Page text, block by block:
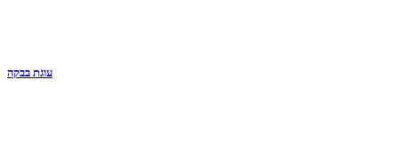
עוגת בבקה